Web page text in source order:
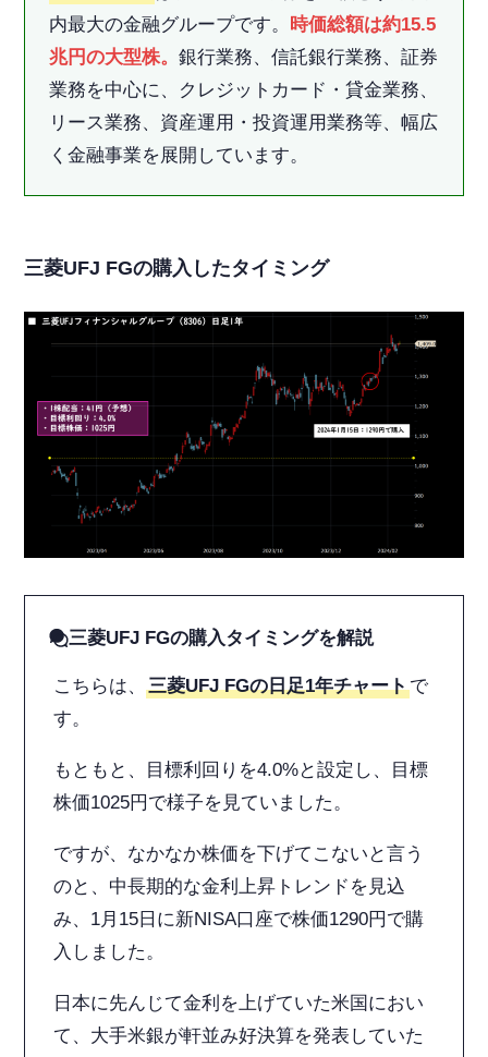
内最大の金融グループです。 時価総額は約15.5
兆円の大型株。 銀行業務、信託銀行業務、証券
業務を中心に、クレジットカード・貸金業務、
リース業務、資産運用・投資運用業務等、幅広
く金融事業を展開しています。
三菱UFJ FGの購入したタイミング
三菱UFJ FGの購入タイミングを解説
こちらは、 三菱UFJ FGの日足1年チャートで
す。
もともと、目標利回りを4.0%と設定し、目標
株価1025円で様子を見ていました。
ですが、なかなか株価を下げてこないと言う
のと、中長期的な金利上昇トレンドを見込
み、1月15日に新NISA口座で株価1290円で購
入しました。
日本に先んじて金利を上げていた米国におい
て、大手米銀が軒並み好決算を発表していた